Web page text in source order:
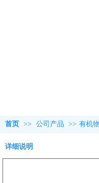
首页 >> 公司产品 >> 有机
详细说明